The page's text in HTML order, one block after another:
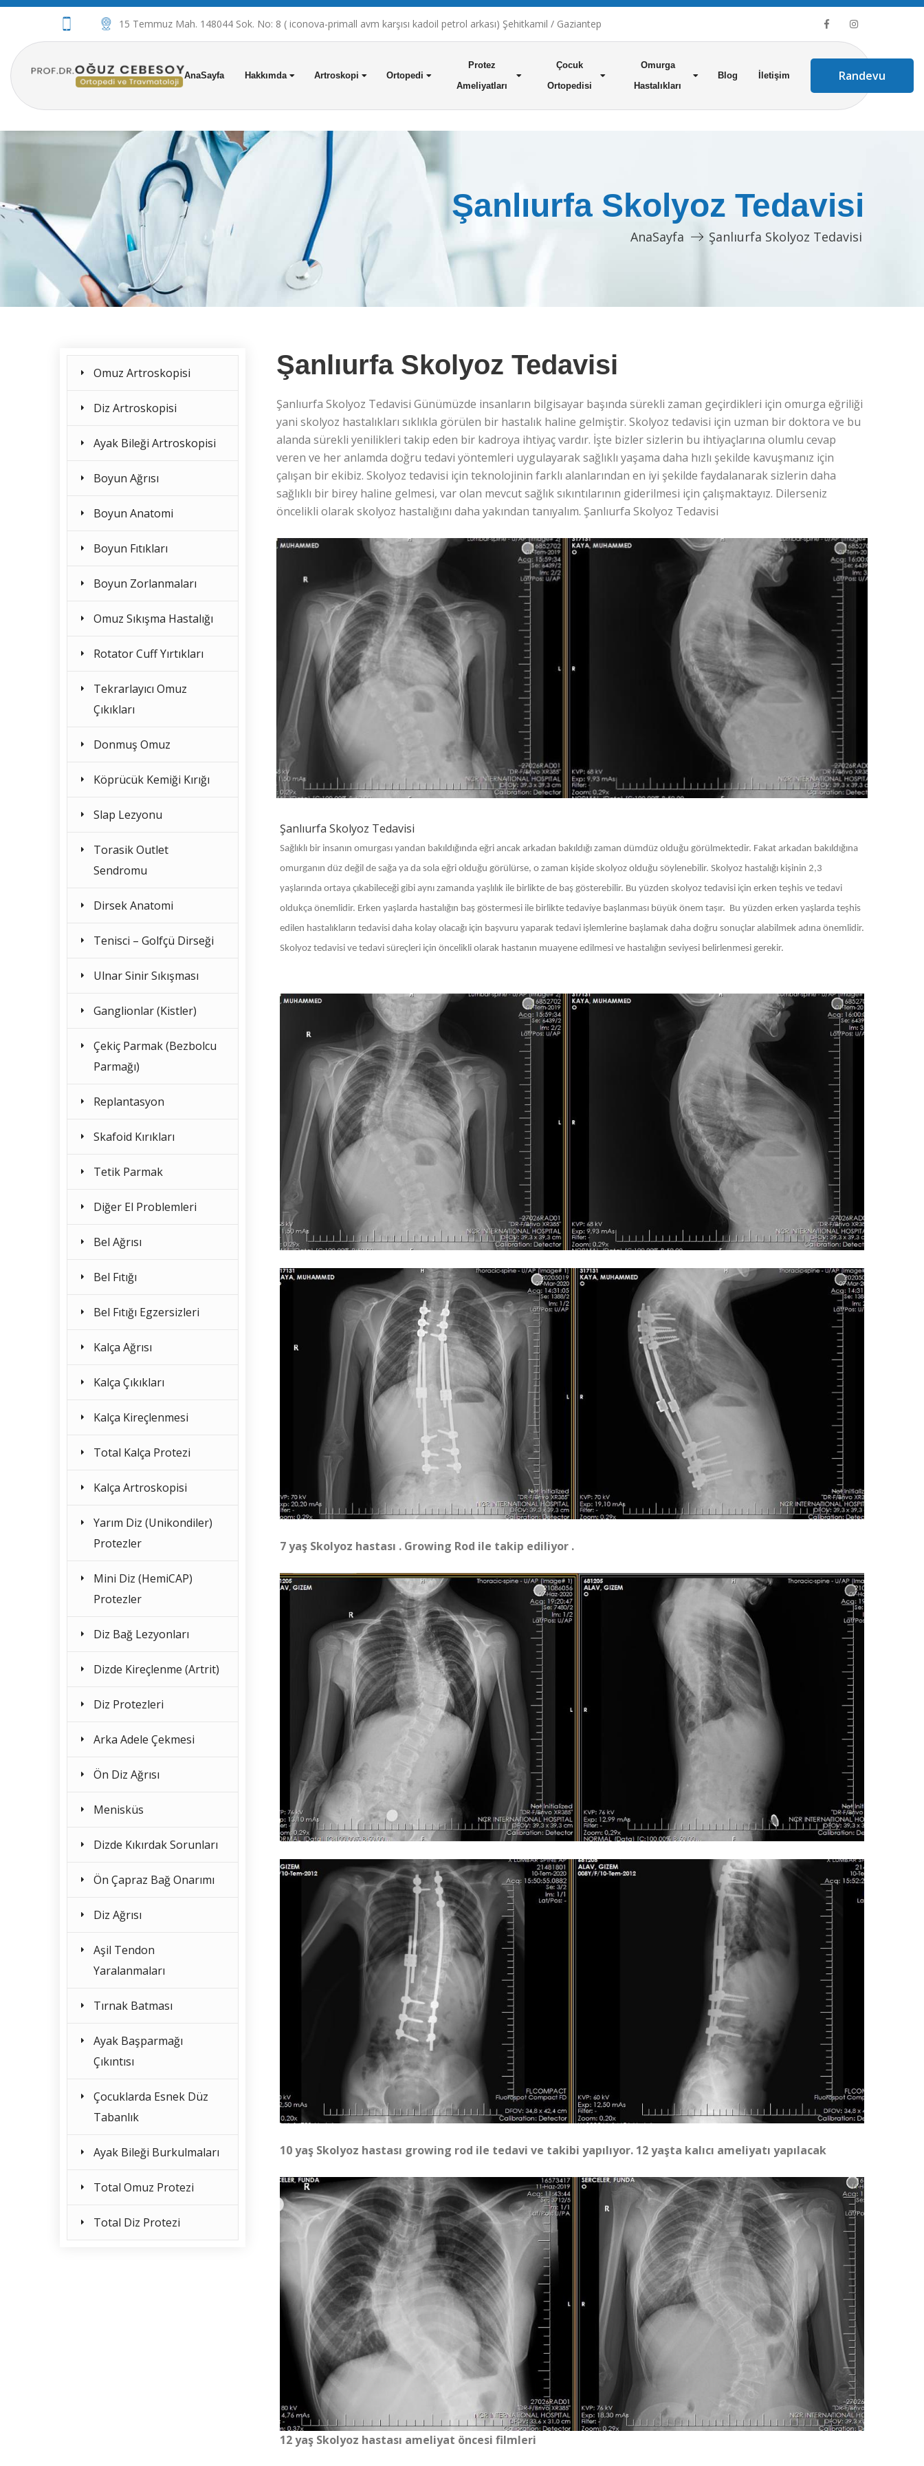
15 Temmuz Mah. 148044 Sok. No: 8 ( iconova-primall avm karşısı kadoil petrol arkası) Şehitkamil / Gaziantep
AnaSayfa Hakkımda Artroskopi Ortopedi
Protez
Ameliyatları
Çocuk
Ortopedisi
Omurga
Hastalıkları
Blog İletişim Randevu
Şanlıurfa Skolyoz Tedavisi
AnaSayfa Şanlıurfa Skolyoz Tedavisi
Şanlıurfa Skolyoz Tedavisi
Şanlıurfa Skolyoz Tedavisi Günümüzde insanların bilgisayar başında sürekli zaman geçirdikleri için omurga eğriliği
yani skolyoz hastalıkları sıklıkla görülen bir hastalık haline gelmiştir. Skolyoz tedavisi için uzman bir doktora ve bu
alanda sürekli yenilikleri takip eden bir kadroya ihtiyaç vardır. İşte bizler sizlerin bu ihtiyaçlarına olumlu cevap
veren ve her anlamda doğru tedavi yöntemleri uygulayarak sağlıklı yaşama daha hızlı şekilde kavuşmanız için
çalışan bir ekibiz. Skolyoz tedavisi için teknolojinin farklı alanlarından en iyi şekilde faydalanarak sizlerin daha
sağlıklı bir birey haline gelmesi, var olan mevcut sağlık sıkıntılarının giderilmesi için çalışmaktayız. Dilerseniz
öncelikli olarak skolyoz hastalığını daha yakından tanıyalım. Şanlıurfa Skolyoz Tedavisi
Şanlıurfa Skolyoz Tedavisi
Sağlıklı bir insanın omurgası yandan bakıldığında eğri ancak arkadan bakıldığı zaman dümdüz olduğu görülmektedir. Fakat arkadan bakıldığına
omurganın düz değil de sağa ya da sola eğri olduğu görülürse, o zaman kişide skolyoz olduğu söylenebilir. Skolyoz hastalığı kişinin 2,3
yaşlarında ortaya çıkabileceği gibi aynı zamanda yaşlılık ile birlikte de baş gösterebilir. Bu yüzden skolyoz tedavisi için erken teşhis ve tedavi
oldukça önemlidir. Erken yaşlarda hastalığın baş göstermesi ile birlikte tedaviye başlanması büyük önem taşır. Bu yüzden erken yaşlarda teşhis
edilen hastalıkların tedavisi daha kolay olacağı için başvuru yaparak tedavi işlemlerine başlamak daha doğru sonuçlar alabilmek adına önemlidir.
Skolyoz tedavisi ve tedavi süreçleri için öncelikli olarak hastanın muayene edilmesi ve hastalığın seviyesi belirlenmesi gerekir.
7 yaş Skolyoz hastası . Growing Rod ile takip ediliyor .
10 yaş Skolyoz hastası growing rod ile tedavi ve takibi yapılıyor. 12 yaşta kalıcı ameliyatı yapılacak
12 yaş Skolyoz hastası ameliyat öncesi filmleri
Omuz Artroskopisi
Diz Artroskopisi
Ayak Bileği Artroskopisi
Boyun Ağrısı
Boyun Anatomi
Boyun Fıtıkları
Boyun Zorlanmaları
Omuz Sıkışma Hastalığı
Rotator Cuff Yırtıkları
Tekrarlayıcı Omuz
Çıkıkları
Donmuş Omuz
Köprücük Kemiği Kırığı
Slap Lezyonu
Torasik Outlet
Sendromu
Dirsek Anatomi
Tenisci – Golfçü Dirseği
Ulnar Sinir Sıkışması
Ganglionlar (Kistler)
Çekiç Parmak (Bezbolcu
Parmağı)
Replantasyon
Skafoid Kırıkları
Tetik Parmak
Diğer El Problemleri
Bel Ağrısı
Bel Fıtığı
Bel Fıtığı Egzersizleri
Kalça Ağrısı
Kalça Çıkıkları
Kalça Kireçlenmesi
Total Kalça Protezi
Kalça Artroskopisi
Yarım Diz (Unikondiler)
Protezler
Mini Diz (HemiCAP)
Protezler
Diz Bağ Lezyonları
Dizde Kireçlenme (Artrit)
Diz Protezleri
Arka Adele Çekmesi
Ön Diz Ağrısı
Menisküs
Dizde Kıkırdak Sorunları
Ön Çapraz Bağ Onarımı
Diz Ağrısı
Aşil Tendon
Yaralanmaları
Tırnak Batması
Ayak Başparmağı
Çıkıntısı
Çocuklarda Esnek Düz
Tabanlık
Ayak Bileği Burkulmaları
Total Omuz Protezi
Total Diz Protezi